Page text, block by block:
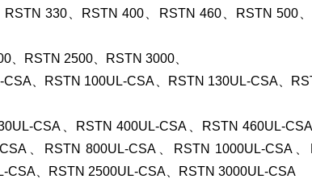
330、RSTN 400、RSTN 460、RSTN 500
、RSTN 2500、RSTN 3000、
、RSTN 100UL-CSA、RSTN 130UL-CSA、
CSA、RSTN 400UL-CSA、RSTN 460UL-
、RSTN 800UL-CSA、RSTN 1000UL-CSA
、RSTN 2500UL-CSA、RSTN 3000UL-CSA